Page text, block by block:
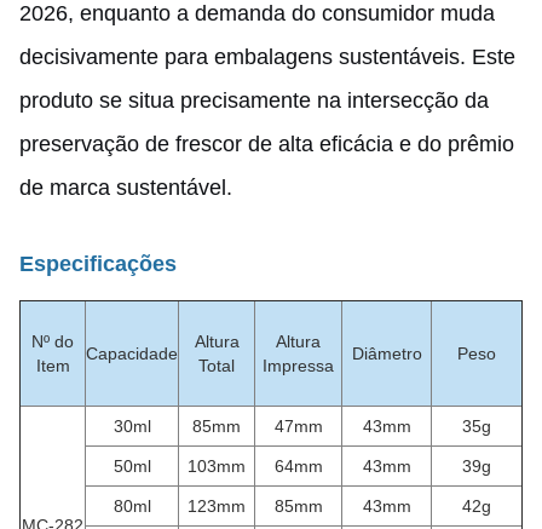
2026, enquanto a demanda do consumidor muda
decisivamente para embalagens sustentáveis. Este
produto se situa precisamente na intersecção da
preservação de frescor de alta eficácia e do prêmio
de marca sustentável.
Especificações
Nº do
Item
Capacidade
Altura
Total
Altura
Impressa
Diâmetro Peso
30ml 85mm 47mm 43mm 35g
50ml 103mm 64mm 43mm 39g
80ml 123mm 85mm 43mm 42g